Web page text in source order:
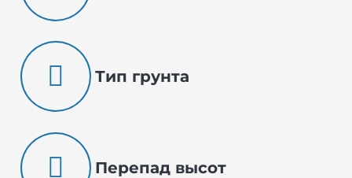
Тип грунта
Перепад высот